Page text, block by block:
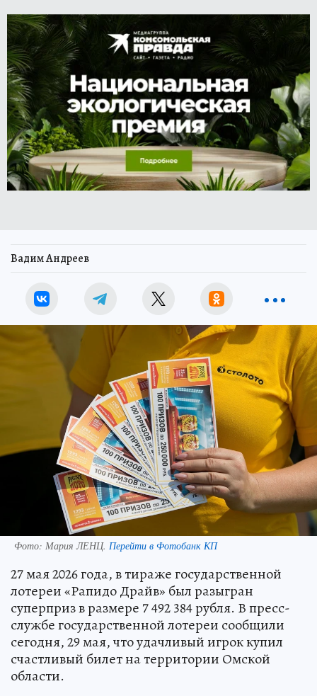
Вадим Андреев
Фото: Мария ЛЕНЦ. Перейти в Фотобанк КП
27 мая 2026 года, в тираже государственной
лотереи «Рапидо Драйв» был разыгран
суперприз в размере 7 492 384 рубля. В пресс-
службе государственной лотереи сообщили
сегодня, 29 мая, что удачливый игрок купил
счастливый билет на территории Омской
области.